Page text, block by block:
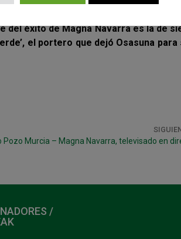
apunta alguien cuyo referente
del éxito de Magna Navarra es la de
el portero que dejó Osasuna
/